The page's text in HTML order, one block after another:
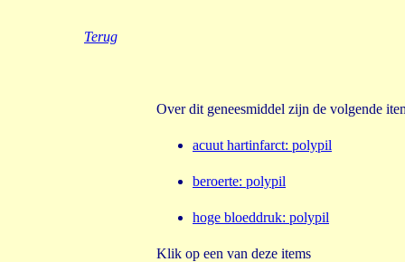
Terug
Over dit geneesmiddel zijn de volgende
acuut hartinfarct: polypil
beroerte: polypil
hoge bloeddruk: polypil
Klik op een van deze items